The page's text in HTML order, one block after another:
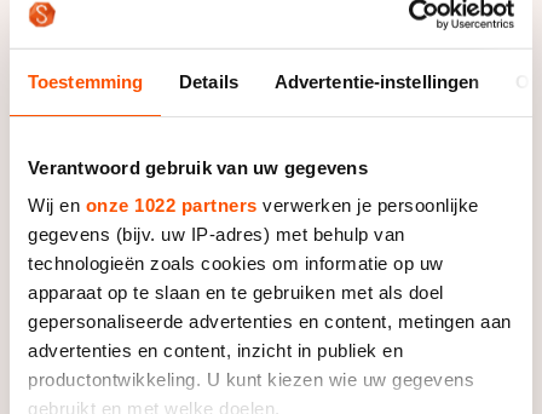
Toestemming Details Advertentie-instellingen
Verantwoord gebruik van uw gegevens
Wij en onze 1022 partners verwerken je persoonlijke
gegevens (bijv. uw IP-adres) met behulp van
technologieën zoals cookies om informatie op uw
apparaat op te slaan en te gebruiken met als doel
gepersonaliseerde advertenties en content, metingen aan
advertenties en content, inzicht in publiek en
productontwikkeling. U kunt kiezen wie uw gegevens
gebruikt en met welke doelen.
Zonder Schaatsseizoen is het schaatsseizoen niet
het volgen van het nieuwe seizoen. Neem alleen de
actuele informatie over wereld-, Nederlandse en
Nederlandse banen en van veel buitenlandse
schaatspistes; de samenstelling van de
schaatsploegen en de uitvoerige wedstrijdkalender. En
natuurlijk zou dit boek niet compleet zijn zonder het
misschien wel meest geraadpleegde hoofdstuk
Paspoort: ruim 60 pagina met de biografische
gegevens van vrijwel alle toppers en subtoppers in het
internationale schaatsenrijden.